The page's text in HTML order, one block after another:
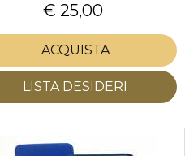
€ 25,00
ACQUISTA
LISTA DESIDERI